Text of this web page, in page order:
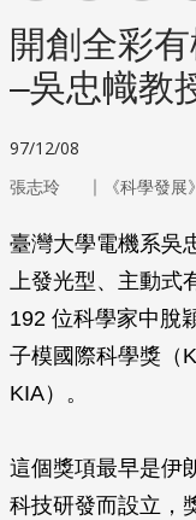
開創全彩
–吳忠幟教
97/12/08
張志玲 ｜ 《科學發
臺灣大學電機系吳
上發光型、主動式
192 位科學家中脫
子模國際科學獎（
KIA）。
這個獎項最早是伊
科技研發而設立，